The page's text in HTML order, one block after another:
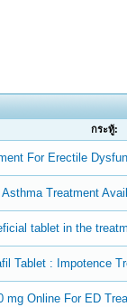
กระทู้:
For Erectile
Treatment
tablet in the
Tablet : Impotence
mg Online For ED